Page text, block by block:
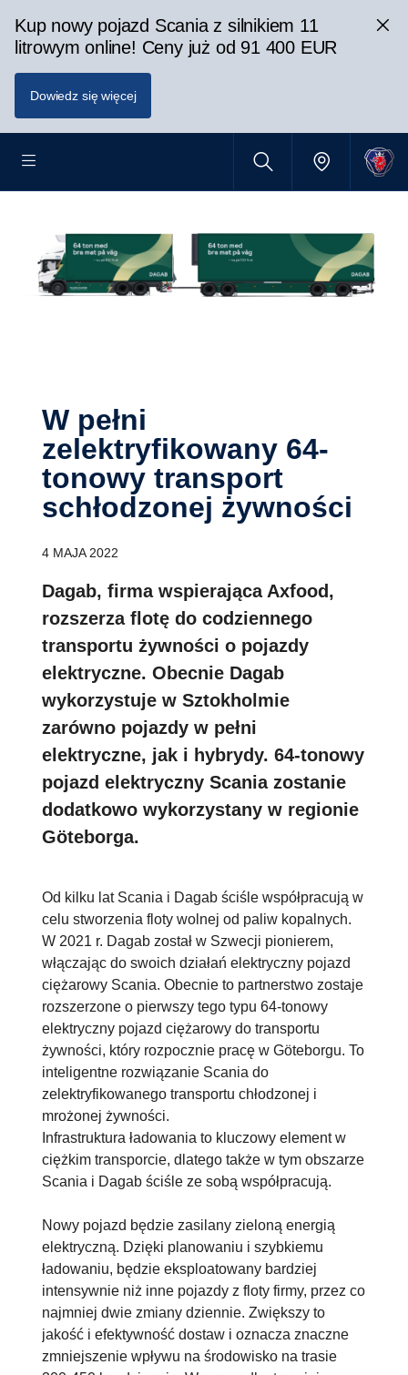
Kup nowy pojazd Scania z silnikiem 11
litrowym online! Ceny już od 91 400 EUR
Dowiedz się więcej
W pełni
zelektryfikowany 64-
tonowy transport
schłodzonej żywności
4 MAJA 2022
Dagab, firma wspierająca Axfood,
rozszerza flotę do codziennego
transportu żywności o pojazdy
elektryczne. Obecnie Dagab
wykorzystuje w Sztokholmie
zarówno pojazdy w pełni
elektryczne, jak i hybrydy. 64-tonowy
pojazd elektryczny Scania zostanie
dodatkowo wykorzystany w regionie
Göteborga.
Od kilku lat Scania i Dagab ściśle współpracują w
celu stworzenia floty wolnej od paliw kopalnych.
W 2021 r. Dagab został w Szwecji pionierem,
włączając do swoich działań elektryczny pojazd
ciężarowy Scania. Obecnie to partnerstwo zostaje
rozszerzone o pierwszy tego typu 64-tonowy
elektryczny pojazd ciężarowy do transportu
żywności, który rozpocznie pracę w Göteborgu. To
inteligentne rozwiązanie Scania do
zelektryfikowanego transportu chłodzonej i
mrożonej żywności.
Infrastruktura ładowania to kluczowy element w
ciężkim transporcie, dlatego także w tym obszarze
Scania i Dagab ściśle ze sobą współpracują.
Nowy pojazd będzie zasilany zieloną energią
elektryczną. Dzięki planowaniu i szybkiemu
ładowaniu, będzie eksploatowany bardziej
intensywnie niż inne pojazdy z floty firmy, przez co
najmniej dwie zmiany dziennie. Zwiększy to
jakość i efektywność dostaw i oznacza znaczne
zmniejszenie wpływu na środowisko na trasie